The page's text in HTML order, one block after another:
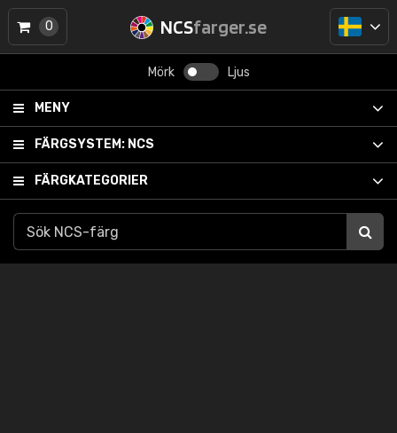
NCSfarger.se
Mörk Ljus
MENY
FÄRGSYSTEM: NCS
FÄRGKATEGORIER
0